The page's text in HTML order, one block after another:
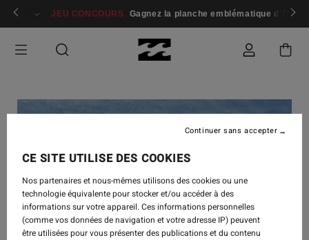
Se connecter / s'inscrire
JEU CONCOURS Gagnez la planche emblématique d'Andy
CE SITE UTILISE DES COOKIES
Nos partenaires et nous-mêmes utilisons des cookies ou une
technologie équivalente pour stocker et/ou accéder à des
informations sur votre appareil. Ces informations personnelles
(comme vos données de navigation et votre adresse IP) peuvent
être utilisées pour vous présenter des publications et du contenu
Continuer sans accepter